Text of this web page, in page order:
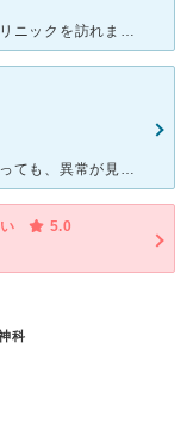
先日腰痛がひどくなり、こちらの整形外科クリニックを訪れました。レントゲンの検査結果を見ながら先生が丁寧に診察をしてくださり、痛みの原因や日常で気をつけるべきことが理解できました。 定期的にリハビリに
かなり前に診てもらった医者がレントゲン撮っても、異常が見当たらないと言って湿布渡して終わりましたが、しばらく経って、ここ最近になり痛みが増して来たので、近隣の整形外科を探しており初めてお世話になりまし
5.0
科